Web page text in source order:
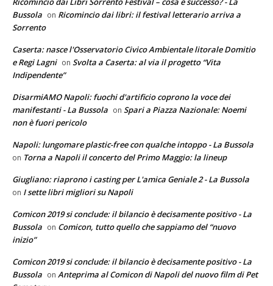
Bussola on Ricomincio dai libri: il festival letterario arriva a
Sorrento
Caserta: nasce l'Osservatorio Civico Ambientale litorale Domitio
e Regi Lagni on Svolta a Caserta: al via il progetto “Vita
Indipendente”
DisarmiAMO Napoli: fuochi d'artificio coprono la voce dei
manifestanti - La Bussola on Spari a Piazza Nazionale: Noemi
non è fuori pericolo
Napoli: lungomare plastic-free con qualche intoppo - La Bussola
on Torna a Napoli il concerto del Primo Maggio: la lineup
Giugliano: riaprono i casting per L'amica Geniale 2 - La Bussola
on I sette libri migliori su Napoli
Comicon 2019 si conclude: il bilancio è decisamente positivo - La
Bussola on Comicon, tutto quello che sappiamo del “nuovo
inizio”
Comicon 2019 si conclude: il bilancio è decisamente positivo - La
Bussola on Anteprima al Comicon di Napoli del nuovo film di Pet